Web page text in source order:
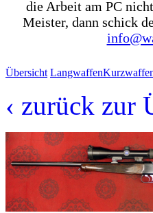
die Arbeit am PC
Meister, dann schick
Übersicht Langwaffen
‹ zurück zur